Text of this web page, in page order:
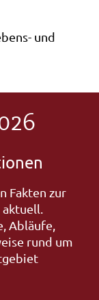
und
Fakten zur
Abläufe,
rund um